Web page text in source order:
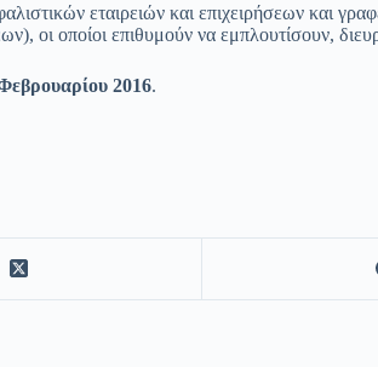
εταιρειών και επιχειρήσεων και
οι οποίοι επιθυμούν να εμπλουτίσουν,
2016.